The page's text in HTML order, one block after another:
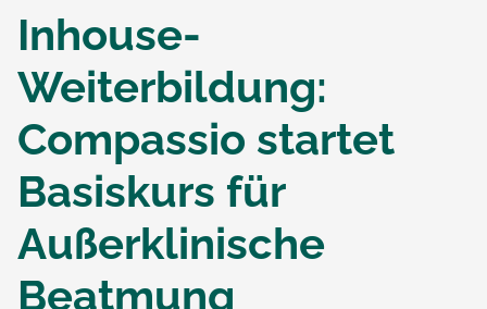
Inhouse-
Weiterbildung:
Compassio startet
Basiskurs für
Außerklinische
Beatmung